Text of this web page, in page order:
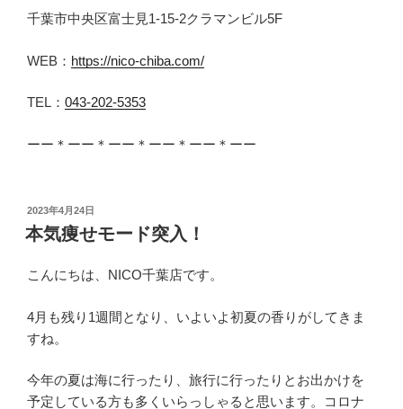
千葉市中央区富士見1-15-2クラマンビル5F
WEB： https://nico-chiba.com/
TEL： 043-202-5353
ーー＊ーー＊ーー＊ーー＊ーー＊ーー
投
稿
日:
2023年4月24日
本気痩せモード突入！
こんにちは、NICO千葉店です。
4月も残り1週間となり、いよいよ初夏の香りがしてきま
すね。
今年の夏は海に行ったり、旅行に行ったりとお出かけを
予定している方も多くいらっしゃると思います。コロナ